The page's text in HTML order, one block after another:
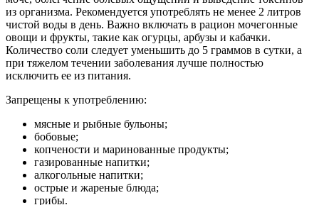
из организма. Рекомендуется употреблять не менее 2 литров
чистой воды в день. Важно включать в рацион мочегонные
овощи и фрукты, такие как огурцы, арбузы и кабачки.
Количество соли следует уменьшить до 5 граммов в сутки, а
при тяжелом течении заболевания лучше полностью
исключить ее из питания.
Запрещены к употреблению:
мясные и рыбные бульоны;
бобовые;
копчености и маринованные продукты;
газированные напитки;
алкогольные напитки;
острые и жареные блюда;
грибы.